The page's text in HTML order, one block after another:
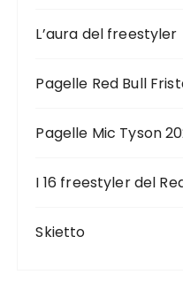
L’aura del freestyler
Pagelle Red Bull
Pagelle Mic Tyson
I 16 freestyler del
Skietto